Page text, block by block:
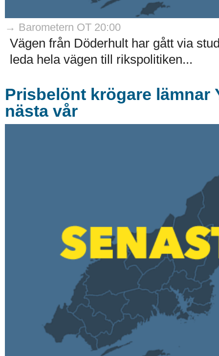
→ Barometern OT 20:00
Vägen från Döderhult har gått via
leda hela vägen till rikspolitiken...
Prisbelönt krögare lämnar
nästa vår